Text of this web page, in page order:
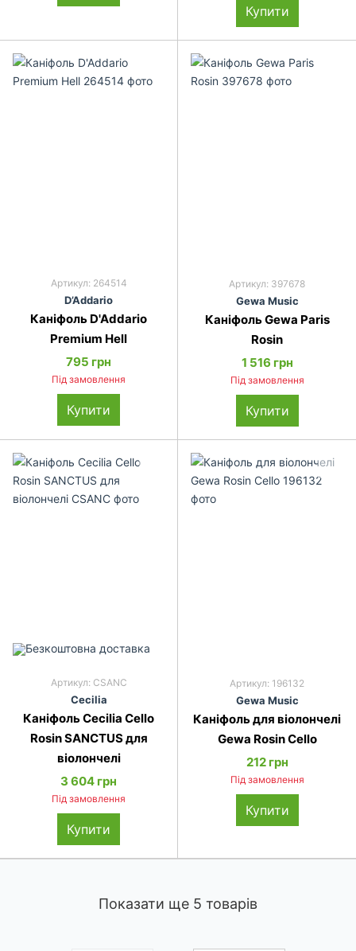
Купити
Артикул: 264514
D’Addario
Каніфоль D'Addario
Premium Hell
795 грн
Під замовлення
Купити
Артикул: 397678
Gewa Music
Каніфоль Gewa Paris
Rosin
1 516 грн
Під замовлення
Купити
Артикул: CSANC
Ce­ci­lia
Каніфоль Cecilia Cello
Rosin SANCTUS для
віолончелі
3 604 грн
Під замовлення
Купити
Артикул: 196132
Gewa Music
Каніфоль для віолончелі
Gewa Rosin Cello
212 грн
Під замовлення
Купити
Показати ще 5 товарів